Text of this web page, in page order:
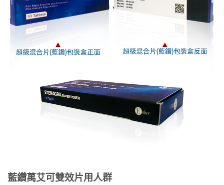
藍鑽萬艾可雙效片用人群